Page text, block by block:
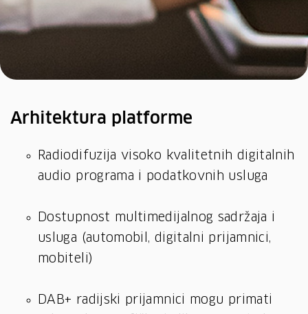
Arhitektura platforme
Radiodifuzija visoko kvalitetnih digitalnih
audio programa i podatkovnih usluga
Dostupnost multimedijalnog sadržaja i
usluga (automobil, digitalni prijamnici,
mobiteli)
DAB+ radijski prijamnici mogu primati